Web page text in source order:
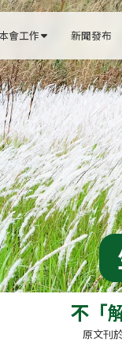
會工作  新聞發布
不「
原文刊